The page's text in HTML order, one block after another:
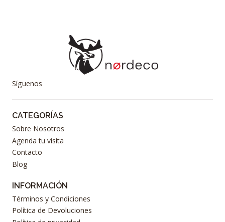
Síguenos
CATEGORÍAS
Sobre Nosotros
Agenda tu visita
Contacto
Blog
INFORMACIÓN
Términos y Condiciones
Política de Devoluciones